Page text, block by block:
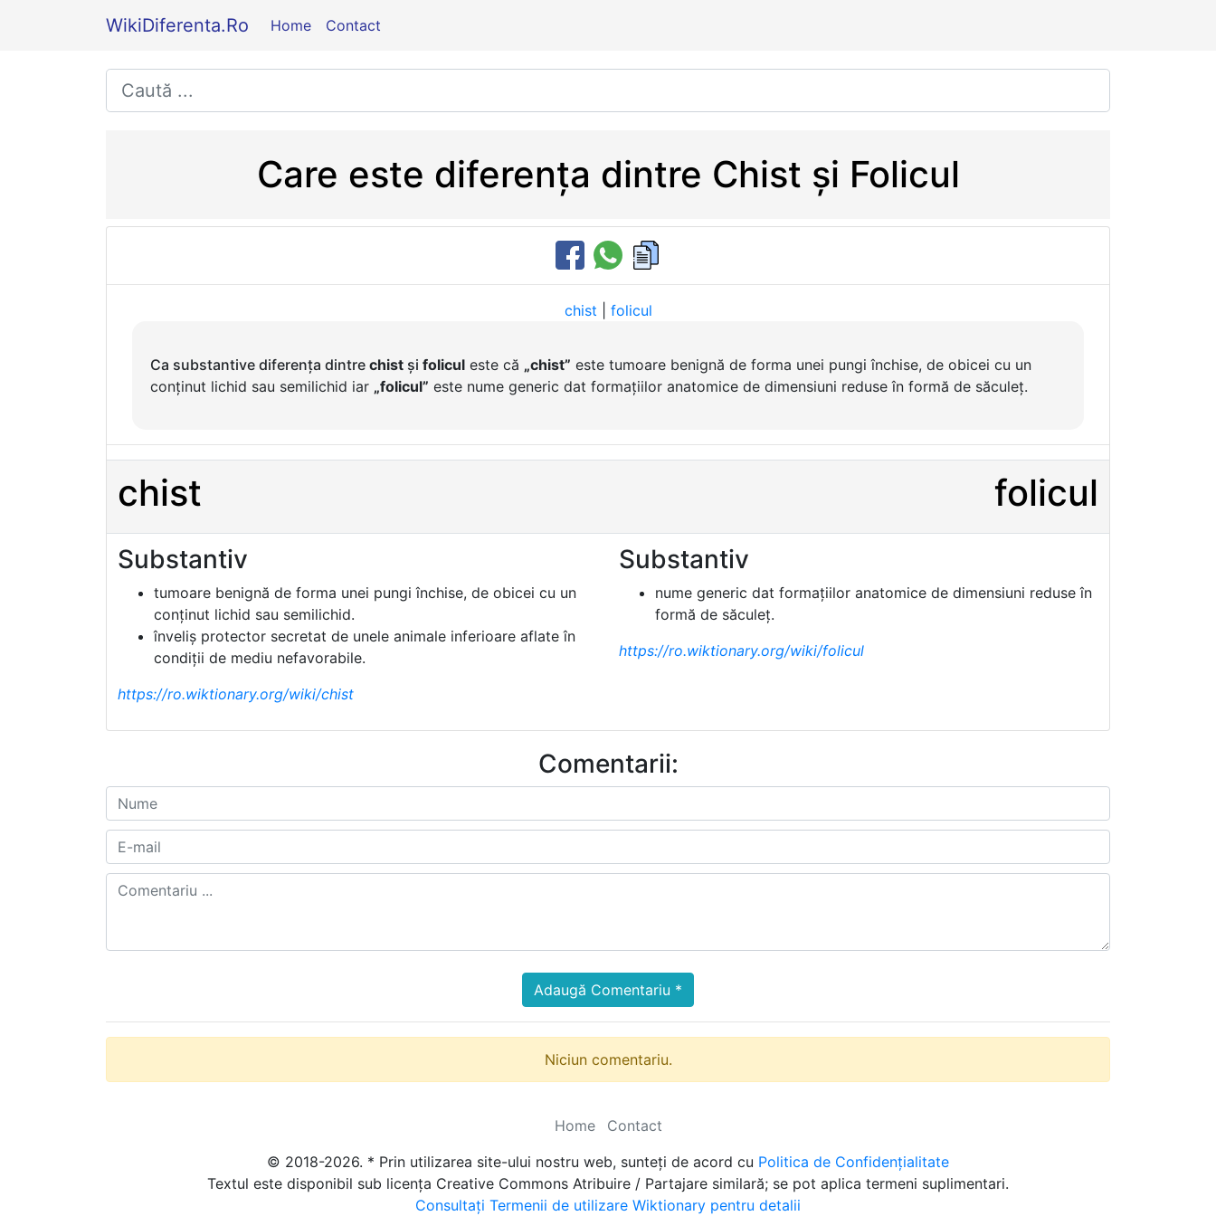
WikiDiferenta.Ro Home Contact
Care este diferența dintre Chist și Folicul
chist folicul
Ca substantive diferența dintre chist și folicul este că „chist” este tumoare benignă de forma unei pungi închise, de obicei cu un
conținut lichid sau semilichid iar „folicul” este nume generic dat formațiilor anatomice de dimensiuni reduse în formă de săculeț.
chist folicul
Substantiv
tumoare benignă de forma unei pungi închise, de obicei cu un
conținut lichid sau semilichid.
înveliș protector secretat de unele animale inferioare aflate în
condiții de mediu nefavorabile.
https://ro.wiktionary.org/wiki/chist
Substantiv
nume generic dat formațiilor anatomice de dimensiuni reduse în
formă de săculeț.
https://ro.wiktionary.org/wiki/folicul
Comentarii:
Adaugă Comentariu *
Niciun comentariu.
Home
Contact
© 2018-2026. * Prin utilizarea site-ului nostru web, sunteți de acord cu Politica de Confidențialitate
Textul este disponibil sub licența Creative Commons Atribuire / Partajare similară; se pot aplica termeni suplimentari.
Consultați Termenii de utilizare Wiktionary pentru detalii